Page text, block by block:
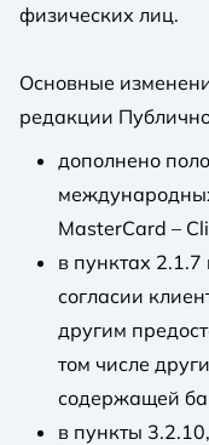
физических лиц.
Основные
редакции
дополнено
MasterCard –
в пунктах
согласии
другим
том числе
содержащей
в пункты